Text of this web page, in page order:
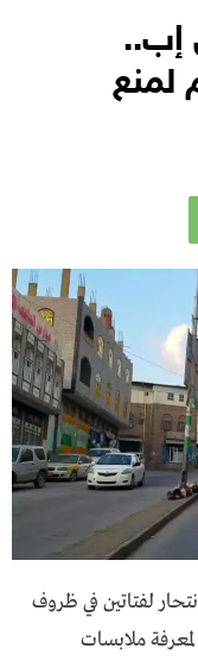
إب..
لفتاتين في ظروف
ملابسات